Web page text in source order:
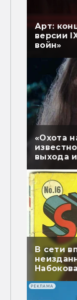
Арт:
версии
войн»
«Охота
выхода
В сети
перевели
РЕКЛАМА